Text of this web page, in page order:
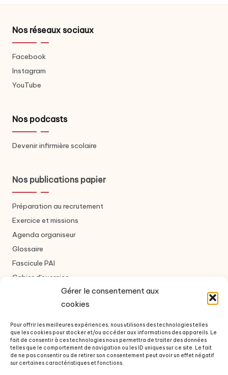
Gérer le consentement aux
cookies
Pour offrir les meilleures expériences, nous utilisons des technologies telles
que les cookies pour stocker et/ou accéder aux informations des appareils. Le
fait de consentir à ces technologies nous permettra de traiter des données
telles que le comportement de navigation ou les ID uniques sur ce site. Le fait
de ne pas consentir ou de retirer son consentement peut avoir un effet négatif
sur certaines caractéristiques et fonctions.
Nos réseaux sociaux
Facebook
Instagram
YouTube
Nos podcasts
Devenir infirmière scolaire
Nos publications papier
Préparation au recrutement
Exercice et missions
Agenda organiseur
Glossaire
Fascicule PAI
Cahier d'exercice
Formulaire de contact
À propos des auteurs
Questions fréquentes